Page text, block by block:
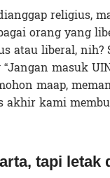
religius,
orang yang
atau liberal, nih?
masuk
maap,
akhir kami
tapi letak